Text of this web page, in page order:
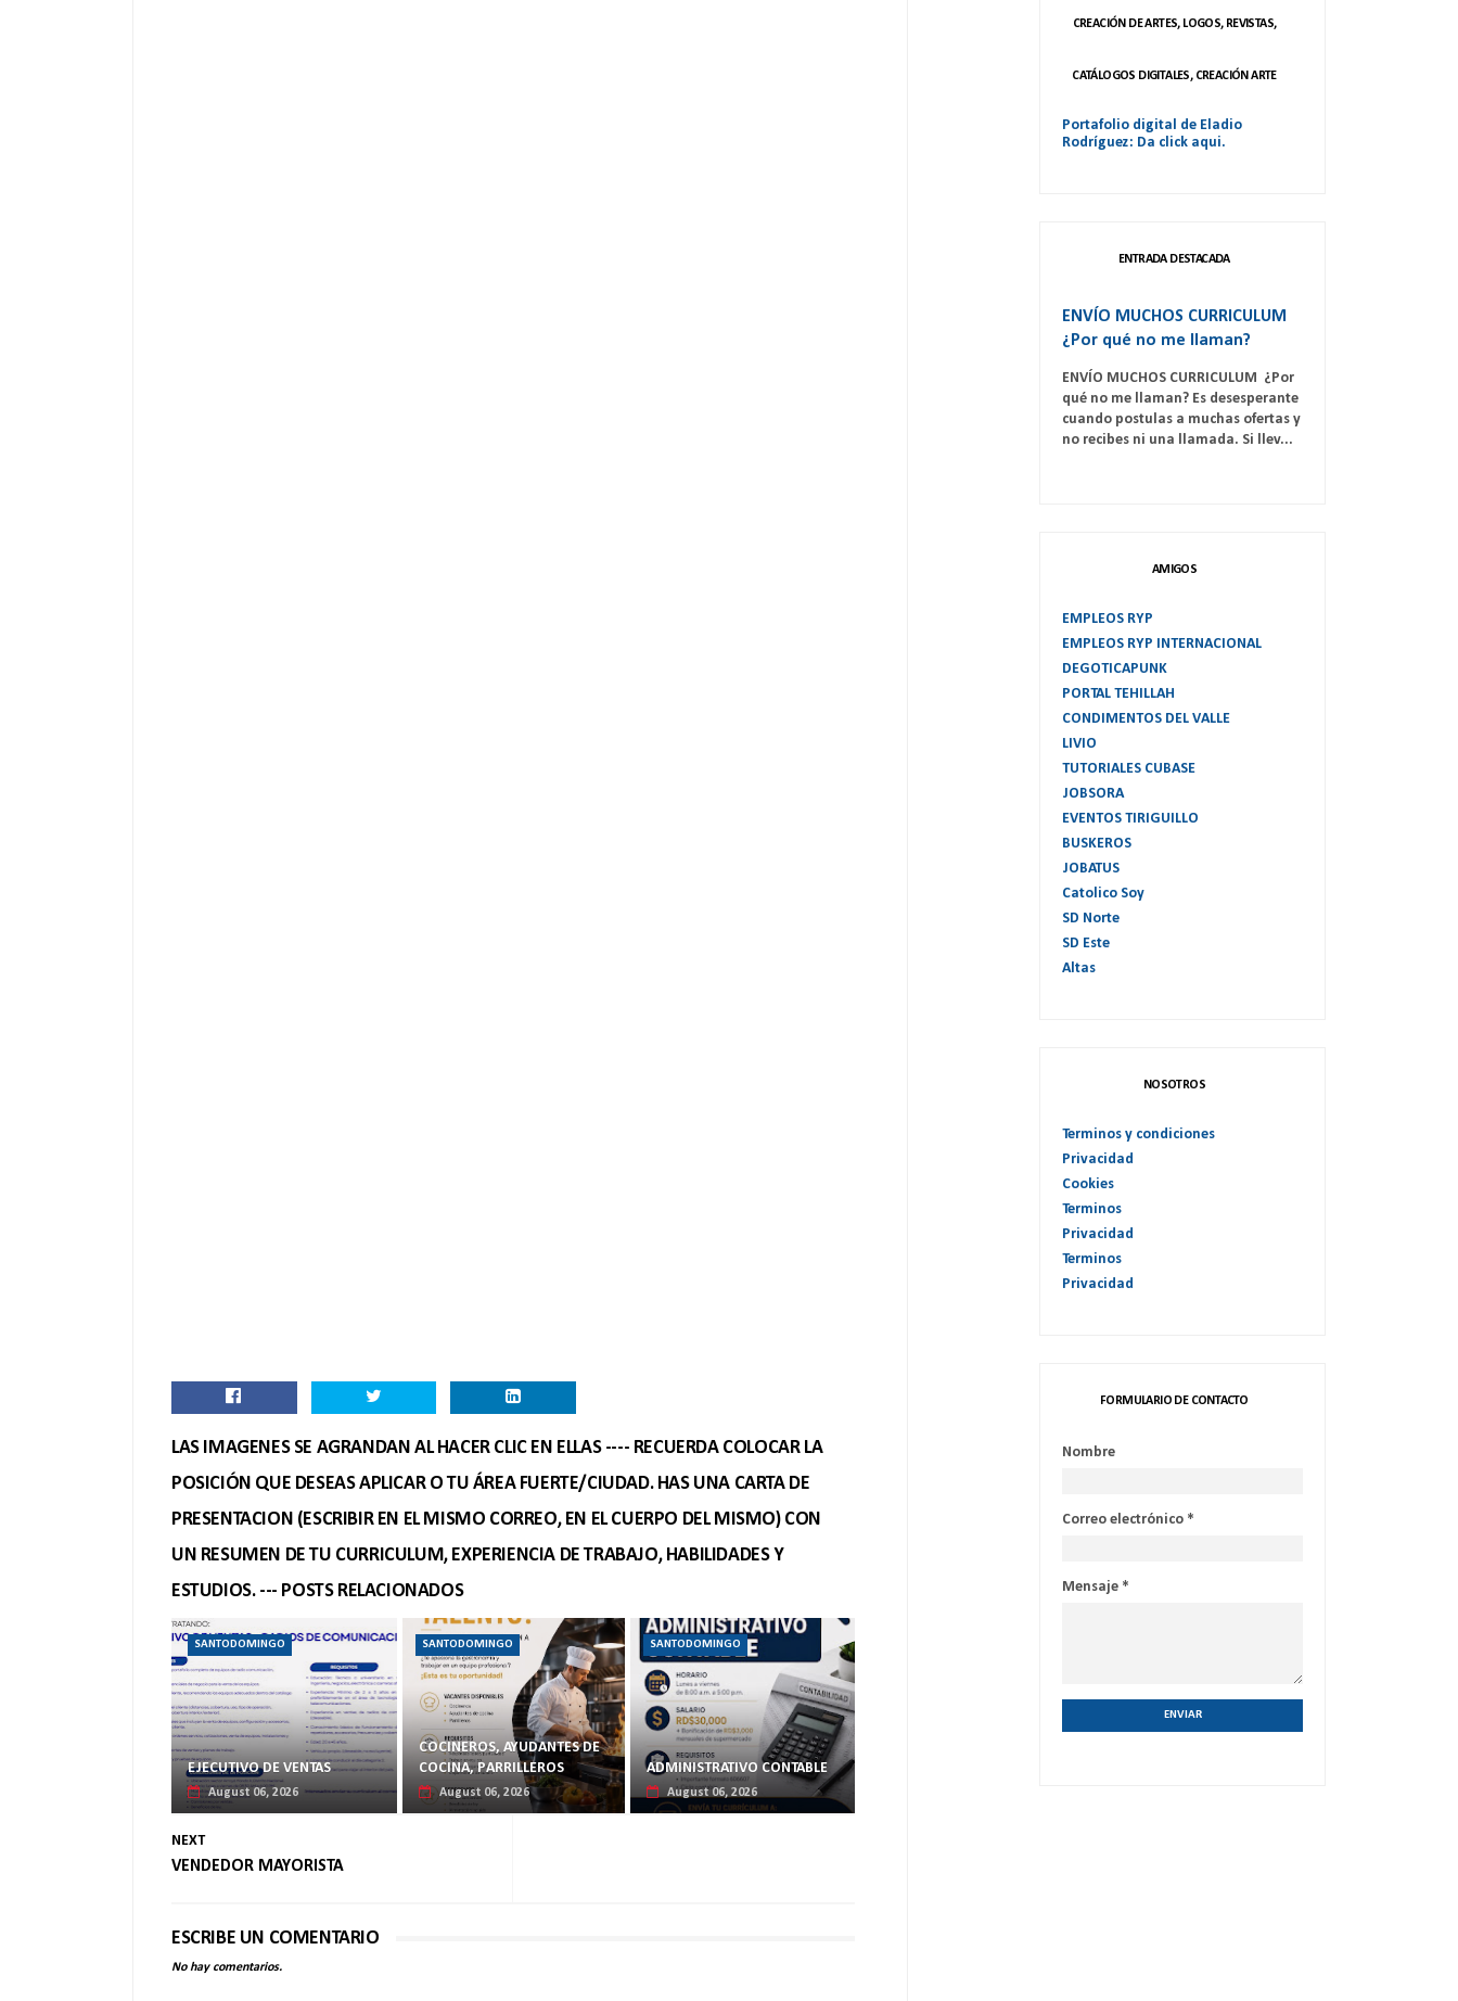
LAS IMAGENES SE AGRANDAN AL HACER CLIC EN ELLAS ---- RECUERDA COLOCAR LA
POSICIÓN QUE DESEAS APLICAR O TU ÁREA FUERTE/CIUDAD. HAS UNA CARTA DE
PRESENTACION (ESCRIBIR EN EL MISMO CORREO, EN EL CUERPO DEL MISMO) CON
UN RESUMEN DE TU CURRICULUM, EXPERIENCIA DE TRABAJO, HABILIDADES Y
ESTUDIOS. --- POSTS RELACIONADOS
SANTODOMINGO
EJECUTIVO DE VENTAS
August 06, 2026
SANTODOMINGO
COCINEROS, AYUDANTES DE
COCINA, PARRILLEROS
August 06, 2026
SANTODOMINGO
ADMINISTRATIVO CONTABLE
August 06, 2026
NEXT
VENDEDOR MAYORISTA
ESCRIBE UN COMENTARIO
No hay comentarios.
CREACIÓN DE ARTES, LOGOS, REVISTAS,
CATÁLOGOS DIGITALES, CREACIÓN ARTE
Portafolio digital de Eladio
Rodríguez: Da click aqui.
ENTRADA DESTACADA
ENVÍO MUCHOS CURRICULUM
¿Por qué no me llaman?
ENVÍO MUCHOS CURRICULUM ¿Por
qué no me llaman? Es desesperante
cuando postulas a muchas ofertas y
no recibes ni una llamada. Si llev...
AMIGOS
EMPLEOS RYP
EMPLEOS RYP INTERNACIONAL
DEGOTICAPUNK
PORTAL TEHILLAH
CONDIMENTOS DEL VALLE
LIVIO
TUTORIALES CUBASE
JOBSORA
EVENTOS TIRIGUILLO
BUSKEROS
JOBATUS
Catolico Soy
SD Norte
SD Este
Altas
NOSOTROS
Terminos y condiciones
Privacidad
Cookies
Terminos
Privacidad
Terminos
Privacidad
FORMULARIO DE CONTACTO
Nombre
Correo electrónico *
Mensaje *